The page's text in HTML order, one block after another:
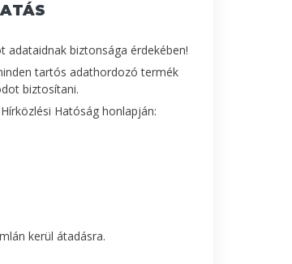
adataidnak biztonsága érdekében!
tartós adathordozó termék
biztosítani.
Hatóság honlapján:
kerül átadásra.